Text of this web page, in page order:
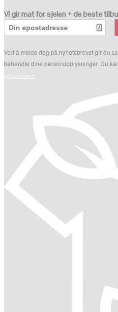
Vi gir mat for sjelen + de beste
Ved å melde deg på nyhetsbrevet gir du
behandle dine personopplysninger. Du
personvern